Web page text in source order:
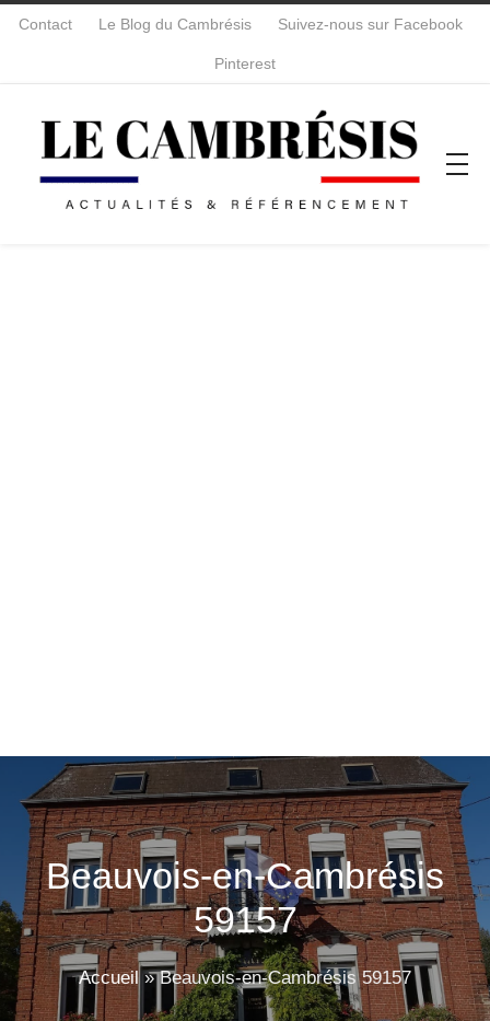
Contact Le Blog du Cambrésis Suivez-nous sur Facebook
Pinterest
Beauvois-en-Cambrésis
59157
Accueil »Beauvois-en-Cambrésis 59157